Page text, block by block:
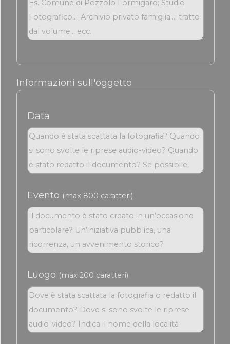
Informazioni sull'oggetto
Data
Evento (max 800 caratteri)
Luogo (max 200 caratteri)